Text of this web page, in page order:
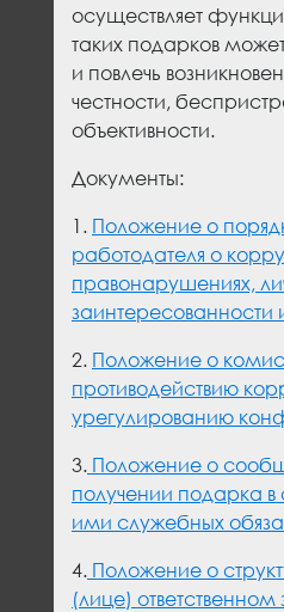
осуществляет
таких подарков
и повлечь
честности,
объективности.
Документы:
1. Положение о
работодателя о
правонарушениях,
заинтересованности
2. Положение о
противодействию
урегулированию
3. Положение о
получении подарка
ими служебных
4. Положение о
(лице)